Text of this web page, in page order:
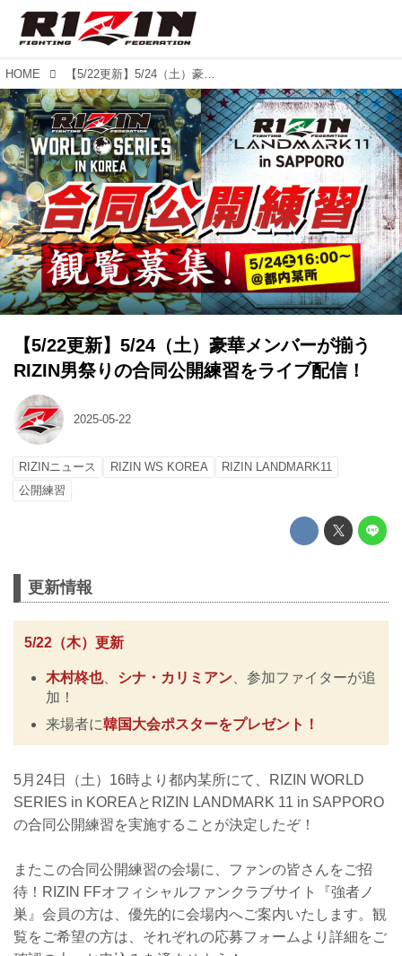
HOME 【5/22更新】5/24（土）豪華メンバーが揃うRIZIN男祭りの合同公開練習をライブ配信！
【5/22更新】5/24（土）豪華メンバーが揃う
RIZIN男祭りの合同公開練習をライブ配信！
2025-05-22
RIZINニュース RIZIN WS KOREA
RIZIN LANDMARK11
公開練習
更新情報
5/22（木）更新
⽊村柊也、 シナ・カリミアン 、参加ファイターが追
加！
来場者に韓国大会ポスターをプレゼント！
5月24日（土）16時より都内某所にて、RIZIN WORLD
SERIES in KOREAとRIZIN LANDMARK 11 in SAPPORO
の合同公開練習を実施することが決定したぞ！
またこの合同公開練習の会場に、ファンの皆さんをご招
待！RIZIN FFオフィシャルファンクラブサイト『強者ノ
巣』会員の方は、優先的に会場内へご案内いたします。観
覧をご希望の方は、それぞれの応募フォームより詳細をご